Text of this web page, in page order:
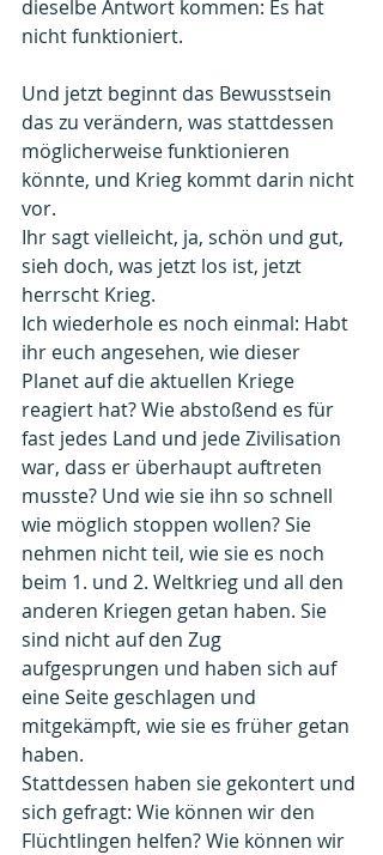
dieselbe Antwort kommen: Es hat
nicht funktioniert.
Und jetzt beginnt das Bewusstsein
das zu verändern, was stattdessen
möglicherweise funktionieren
könnte, und Krieg kommt darin nicht
vor.
Ihr sagt vielleicht, ja, schön und gut,
sieh doch, was jetzt los ist, jetzt
herrscht Krieg.
Ich wiederhole es noch einmal: Habt
ihr euch angesehen, wie dieser
Planet auf die aktuellen Kriege
reagiert hat? Wie abstoßend es für
fast jedes Land und jede Zivilisation
war, dass er überhaupt auftreten
musste? Und wie sie ihn so schnell
wie möglich stoppen wollen? Sie
nehmen nicht teil, wie sie es noch
beim 1. und 2. Weltkrieg und all den
anderen Kriegen getan haben. Sie
sind nicht auf den Zug
aufgesprungen und haben sich auf
eine Seite geschlagen und
mitgekämpft, wie sie es früher getan
haben.
Stattdessen haben sie gekontert und
sich gefragt: Wie können wir den
Flüchtlingen helfen? Wie können wir